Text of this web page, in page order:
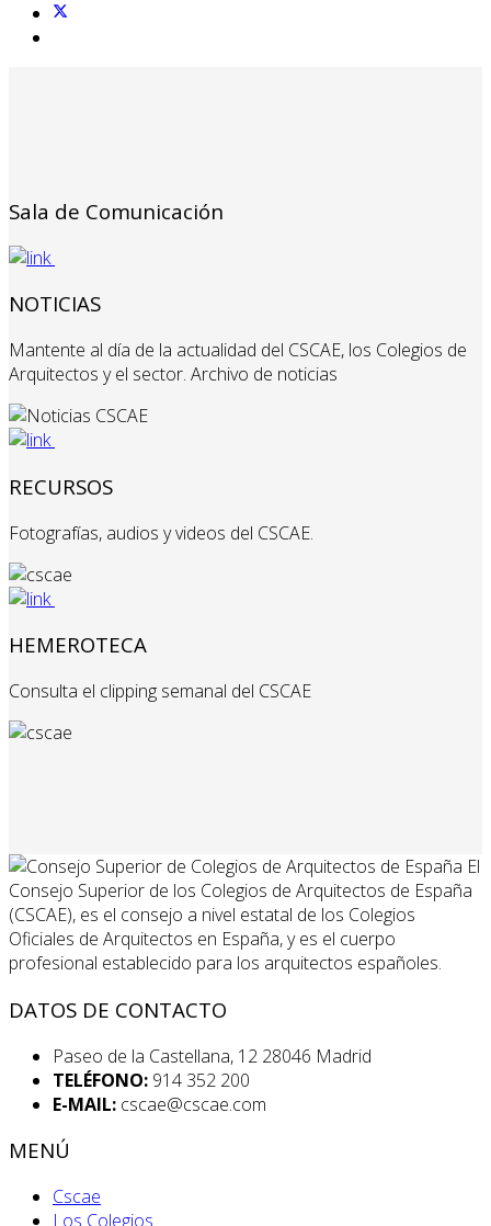
Sala de Comunicación
NOTICIAS
Mantente al día de la actualidad del CSCAE, los Colegios de
Arquitectos y el sector. Archivo de noticias
RECURSOS
Fotografías, audios y videos del CSCAE.
HEMEROTECA
Consulta el clipping semanal del CSCAE
El
Consejo Superior de los Colegios de Arquitectos de España
(CSCAE), es el consejo a nivel estatal de los Colegios
Oficiales de Arquitectos en España, y es el cuerpo
profesional establecido para los arquitectos españoles.
DATOS DE CONTACTO
Paseo de la Castellana, 12 28046 Madrid
TELÉFONO: 914 352 200
E-MAIL: cscae@cscae.com
MENÚ
Cscae
Los Colegios